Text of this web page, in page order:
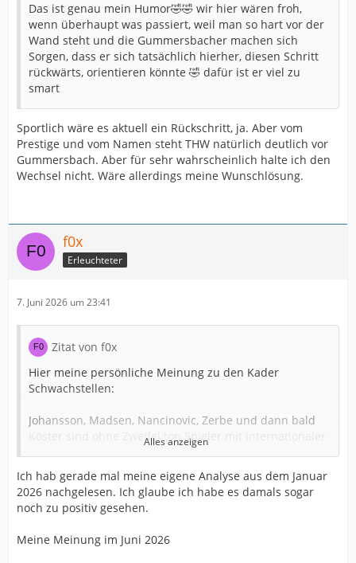
Das ist genau mein Humor🤣🤣 wir hier wären froh,
wenn überhaupt was passiert, weil man so hart vor der
Wand steht und die Gummersbacher machen sich
Sorgen, dass er sich tatsächlich hierher, diesen Schritt
rückwärts, orientieren könnte 🤣 dafür ist er viel zu
smart
Sportlich wäre es aktuell ein Rückschritt, ja. Aber vom
Prestige und vom Namen steht THW natürlich deutlich vor
Gummersbach. Aber für sehr wahrscheinlich halte ich den
Wechsel nicht. Wäre allerdings meine Wunschlösung.
f0x
Erleuchteter
7. Juni 2026 um 23:41
Zitat von f0x
Hier meine persönliche Meinung zu den Kader
Schwachstellen:
Johansson, Madsen, Nancinovic, Zerbe und dann bald
Köster sind ohne Zweifel top Spieler mit internationaler
Klasse - aber für mich eben nicht ganz auf Augenhöhe
mit der absoluten Weltspitze auf ihrer jeweiligen
Position.
Skippy ist für mich ein spezieller Fall - der bewegt sich
er es schafft konstanter zu werden, dann kann er über
Alles anzeigen
Ich hab gerade mal meine eigene Analyse aus dem Januar
2026 nachgelesen. Ich glaube ich habe es damals sogar
noch zu positiv gesehen.
Meine Meinung im Juni 2026